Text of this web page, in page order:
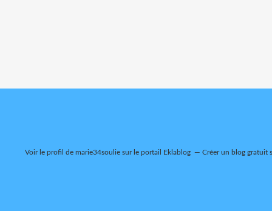
Voir le profil de marie34souliesur le portail Eklablog Créer un blog gratuit